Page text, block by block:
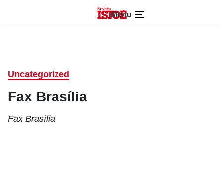
Menu
Uncategorized
Fax Brasília
Fax Brasília